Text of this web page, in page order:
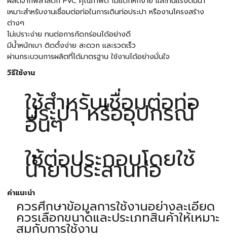
เหมาะสำหรับงานเชื่อมต่อท่อในการเดินท่อประปา หรืองานโครงสร้าง
ต่างๆ
ไม่เปราะง่าย ทนต่อการกัดกร่อนได้อย่างดี
มีน้ำหนักเบา ติดตั้งง่าย สะดวก และรวดเร็ว
ผ่านกระบวนการผลิตที่ได้มาตรฐาน ใช้งานได้อย่างมั่นใจ
วิธีใช้งาน
ใช้สำหรับเชื่อมต่อท่อ
ประปา หรืออุปกรณ์
อื่นๆ
ใช้ต่อประกอบโดยใช้
น้ำยาประสานท่อ
คำแนะนำ
ควรศึกษาข้อมูลการใช้งานอย่างละเอียด
ควรเลือกขนาดและประเภทสินค้าให้เหมาะ
สมกับการใช้งาน